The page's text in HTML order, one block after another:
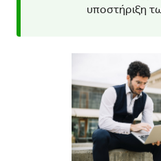
υποστήριξη